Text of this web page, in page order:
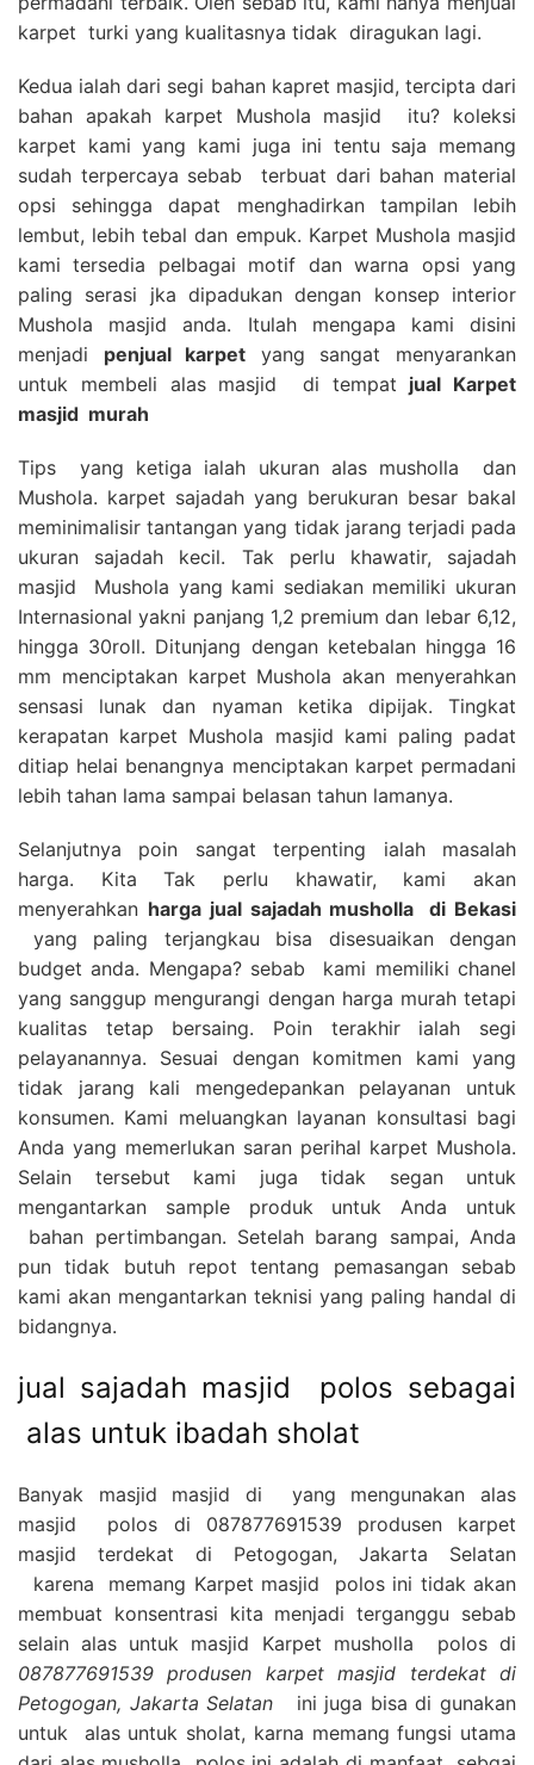
karpet turki yang kualitasnya tidak diragukan lagi.
Kedua ialah dari segi bahan kapret masjid, tercipta dari
bahan apakah karpet Mushola masjid itu? koleksi
karpet kami yang kami juga ini tentu saja memang
sudah terpercaya sebab terbuat dari bahan material
opsi sehingga dapat menghadirkan tampilan lebih
lembut, lebih tebal dan empuk. Karpet Mushola masjid
kami tersedia pelbagai motif dan warna opsi yang
paling serasi jka dipadukan dengan konsep interior
Mushola masjid anda. Itulah mengapa kami disini
menjadi penjual karpet yang sangat menyarankan
untuk membeli alas masjid di tempat jual Karpet
masjid murah
Tips yang ketiga ialah ukuran alas musholla dan
Mushola. karpet sajadah yang berukuran besar bakal
meminimalisir tantangan yang tidak jarang terjadi pada
ukuran sajadah kecil. Tak perlu khawatir, sajadah
masjid Mushola yang kami sediakan memiliki ukuran
Internasional yakni panjang 1,2 premium dan lebar 6,12,
hingga 30roll. Ditunjang dengan ketebalan hingga 16
mm menciptakan karpet Mushola akan menyerahkan
sensasi lunak dan nyaman ketika dipijak. Tingkat
kerapatan karpet Mushola masjid kami paling padat
ditiap helai benangnya menciptakan karpet permadani
lebih tahan lama sampai belasan tahun lamanya.
Selanjutnya poin sangat terpenting ialah masalah
harga. Kita Tak perlu khawatir, kami akan
menyerahkan harga jual sajadah musholla
di Bekasi
yang paling terjangkau bisa disesuaikan dengan
budget anda. Mengapa? sebab kami memiliki chanel
yang sanggup mengurangi dengan harga murah tetapi
kualitas tetap bersaing. Poin terakhir ialah segi
pelayanannya. Sesuai dengan komitmen kami yang
tidak jarang kali mengedepankan pelayanan untuk
konsumen. Kami meluangkan layanan konsultasi bagi
Anda yang memerlukan saran perihal karpet Mushola.
Selain tersebut kami juga tidak segan untuk
mengantarkan sample produk untuk Anda untuk
bahan pertimbangan. Setelah barang sampai, Anda
pun tidak butuh repot tentang pemasangan sebab
kami akan mengantarkan teknisi yang paling handal di
bidangnya.
jual sajadah masjid polos sebagai
alas untuk ibadah sholat
Banyak masjid masjid di yang mengunakan alas
masjid polos di 087877691539 produsen karpet
masjid terdekat di Petogogan, Jakarta Selatan
karena memang Karpet masjid polos ini tidak akan
membuat konsentrasi kita menjadi terganggu sebab
selain alas untuk masjid Karpet musholla polos di
087877691539 produsen karpet masjid terdekat di
Petogogan, Jakarta Selatan
ini juga bisa di gunakan
untuk alas untuk sholat, karna memang fungsi utama